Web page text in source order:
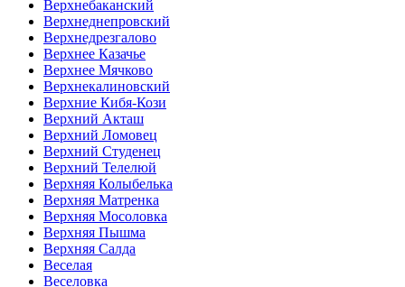
Верхнебаканский
Верхнеднепровский
Верхнедрезгалово
Верхнее Казачье
Верхнее Мячково
Верхнекалиновский
Верхние Кибя-Кози
Верхний Акташ
Верхний Ломовец
Верхний Студенец
Верхний Телелюй
Верхняя Колыбелька
Верхняя Матренка
Верхняя Мосоловка
Верхняя Пышма
Верхняя Салда
Веселая
Веселовка